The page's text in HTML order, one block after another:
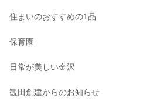
住まいのおすすめの1品
保育園
日常が美しい金沢
観田創建からのお知らせ